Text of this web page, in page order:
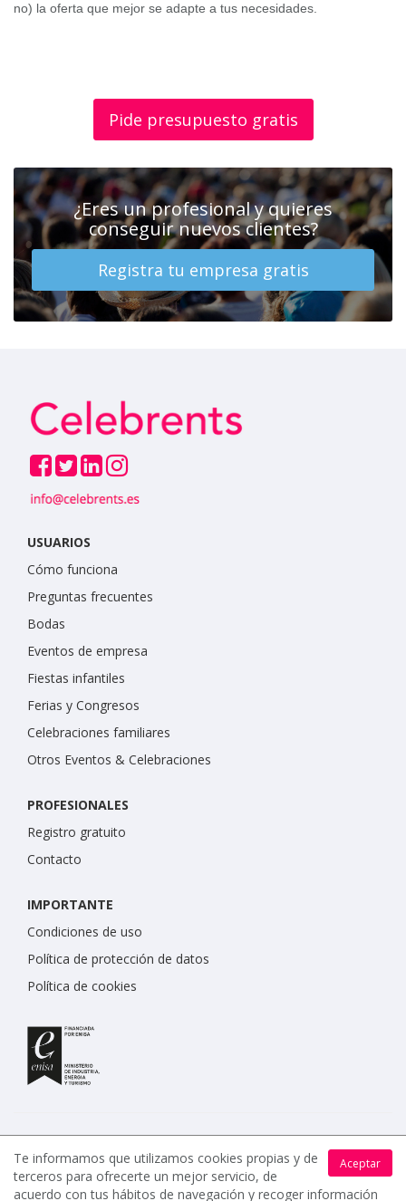
no) la oferta que mejor se adapte a tus necesidades.
Pide presupuesto gratis
¿Eres un profesional y quieres
conseguir nuevos clientes?
Registra tu empresa gratis
USUARIOS
Cómo funciona
Preguntas frecuentes
Bodas
Eventos de empresa
Fiestas infantiles
Ferias y Congresos
Celebraciones familiares
Otros Eventos & Celebraciones
PROFESIONALES
Registro gratuito
Contacto
IMPORTANTE
Condiciones de uso
Política de protección de datos
Política de cookies
www.celebrents.es tiene una calificación de 5 / 5 otorgada
Aceptar
Te informamos que utilizamos cookies propias y de
terceros para ofrecerte un mejor servicio, de
acuerdo con tus hábitos de navegación y recoger información